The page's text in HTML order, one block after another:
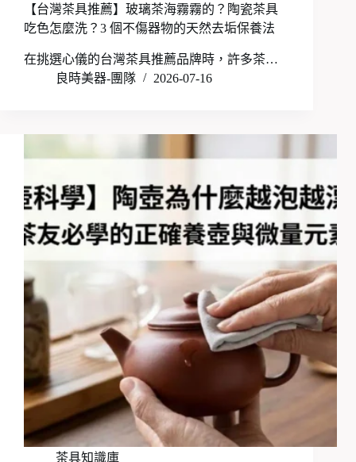
【台灣茶具推薦】玻璃茶海霧霧的？陶瓷茶具
吃色怎麼洗？3 個不傷器物的天然去垢保養法
在挑選心儀的台灣茶具推薦品牌時，許多茶…
良時美器-團隊
2026-07-16
茶具知識庫